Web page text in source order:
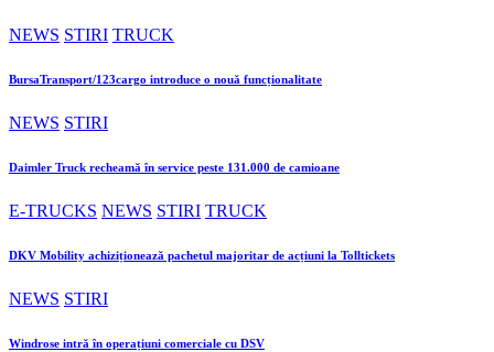
NEWS STIRI TRUCK
BursaTransport/123cargo introduce o nouă funcționalitate
NEWS STIRI
Daimler Truck recheamă în service peste 131.000 de camioane
E-TRUCKS NEWS STIRI TRUCK
DKV Mobility achiziționează pachetul majoritar de acțiuni la Tolltickets
NEWS STIRI
Windrose intră în operațiuni comerciale cu DSV